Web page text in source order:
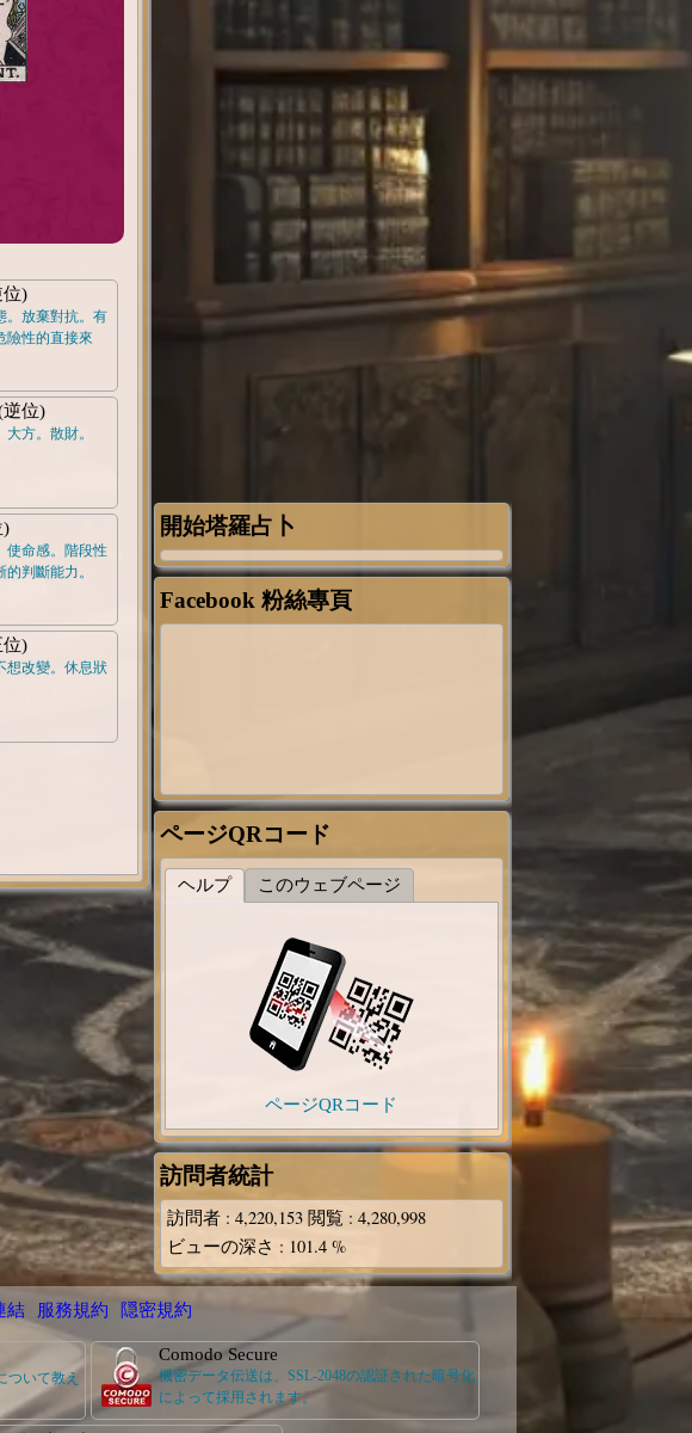
)
。放棄對抗。有
險性的直接來
位)
方。散財。
)
使命感。階段性
判斷能力。
)
想改變。休息狀
開始塔羅占卜
Facebook 粉絲專頁
ページQRコード
ヘルプ このウェブページ
ページQRコード
訪問者統計
訪問者: 4,220,153 閲覧: 4,280,998
ビューの深さ : 101.4 %
結 服務規約 隠密規約
ついて教え
Comodo Secure
機密データ伝送は、SSL-2048の認証された暗号化
によって採用されます。